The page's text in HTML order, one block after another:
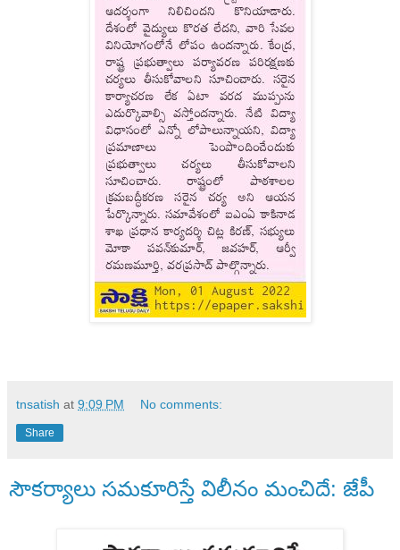
tnsatish at 9:09 PM No comments:
Share
సౌకర్యాలు సమకూరిస్తే విలీనం మంచిదే: జేపీ